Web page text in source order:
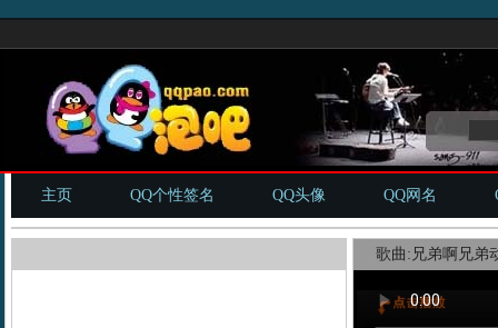
主页 QQ个性签名 QQ头像 QQ网名
歌曲:兄弟啊兄弟